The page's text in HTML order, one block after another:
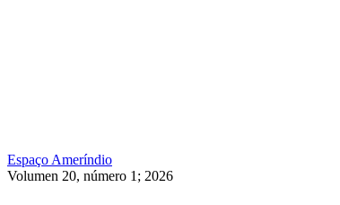
Espaço Ameríndio
Volumen 20, número 1; 2026